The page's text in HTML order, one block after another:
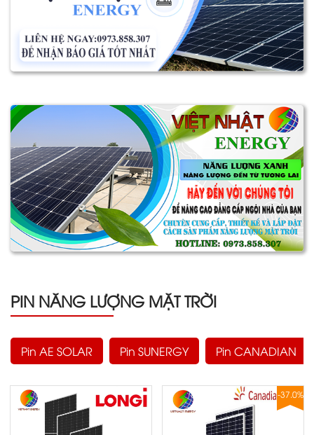
PIN NĂNG LƯỢNG MẶT TRỜI
Pin AE SOLAR Pin SUNERGY Pin CANADIAN
-37.0%